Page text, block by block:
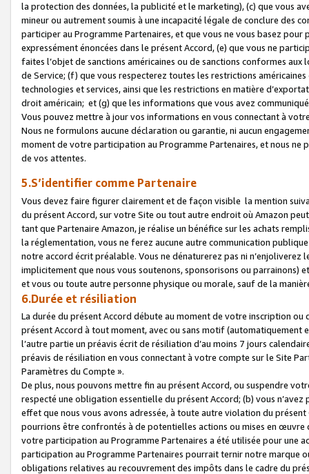
la protection des données, la publicité et le marketing), (c) que vous
mineur ou autrement soumis à une incapacité légale de conclure des
participer au Programme Partenaires, et que vous ne vous basez
expressément énoncées dans le présent Accord, (e) que vous ne
faites l’objet de sanctions américaines ou de sanctions conformes
de Service; (f) que vous respecterez toutes les restrictions
technologies et services, ainsi que les restrictions en matière
droit américain; et (g) que les informations que vous avez
Vous pouvez mettre à jour vos informations en vous connectant à
Nous ne formulons aucune déclaration ou garantie, ni aucun
moment de votre participation au Programme Partenaires, et nous
de vos attentes.
5.S’identifier comme Partenaire
Vous devez faire figurer clairement et de façon visible la mention
du présent Accord, sur votre Site ou tout autre endroit où Amazon
tant que Partenaire Amazon, je réalise un bénéfice sur les achats
la réglementation, vous ne ferez aucune autre communication
notre accord écrit préalable. Vous ne dénaturerez pas ni
implicitement que nous vous soutenons, sponsorisons ou parrainons)
et vous ou toute autre personne physique ou morale, sauf de la
6.Durée et résiliation
La durée du présent Accord débute au moment de votre inscription
présent Accord à tout moment, avec ou sans motif (automatiquement
l’autre partie un préavis écrit de résiliation d’au moins 7 jours
préavis de résiliation en vous connectant à votre compte sur le Site
Paramètres du Compte ».
De plus, nous pouvons mettre fin au présent Accord, ou suspendre
respecté une obligation essentielle du présent Accord; (b) vous
effet que nous vous avons adressée, à toute autre violation du
pourrions être confrontés à de potentielles actions ou mises en
votre participation au Programme Partenaires a été utilisée pour une
participation au Programme Partenaires pourrait ternir notre marque
obligations relatives au recouvrement des impôts dans le cadre du